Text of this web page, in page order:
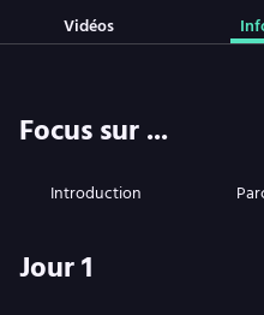
Vidéos
Focus sur ...
Introduction
Jour 1